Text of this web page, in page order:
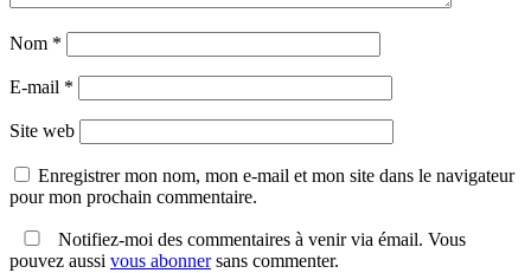
Nom *
E-mail *
Site web
Enregistrer mon nom, mon e-mail et mon site dans le navigateur
pour mon prochain commentaire.
Notifiez-moi des commentaires à venir via émail. Vous
pouvez aussi vous abonnersans commenter.